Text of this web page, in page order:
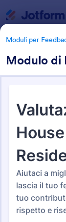
Moduli per
Modulo di
Moduli per
Moduli
Aperte
3 Template
Categorie